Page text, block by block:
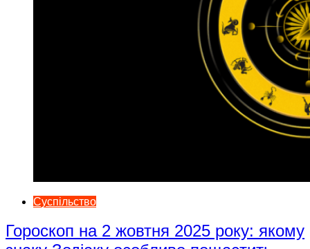
Суспільство
Гороскоп на 2 жовтня 2025 року: якому